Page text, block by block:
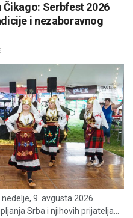
Serbfest 2026
i nezaboravnog
9. avgusta 2026.
Srba i njihovih prijatelja...